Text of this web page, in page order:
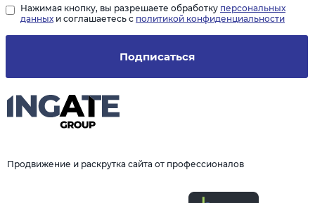
Продвижение и раскрутка сайта от профессионалов
Подписаться
Нажимая кнопку, вы разрешаете обработку персональных
данных и соглашаетесь с политикой конфиденциальности